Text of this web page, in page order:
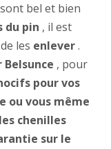
sont bel et bien
du pin , il est
les enlever.
, pour
pour vos
ou vous même
chenilles
sur le